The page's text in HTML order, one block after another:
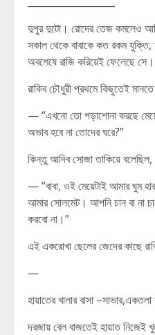
দুপুর দুটো। রোদের তেজ কমলেও
সকাল থেকে বাবাকে কত রকম
অবশেষে রাজি করিয়েই ফেলেছে সে।
রাকিব চৌধুরী প্রথমে কিছুতেই
— “এখনো তো পড়াশোনা করছে
অভাব হবে না তোদের ঘরে?”
কিন্তু আদিব সোজা তাকিয়ে বলেছিল,
— “বাবা, ওই মেয়েটাই আমার ঘুম
আমার সোলমেট। আপনি চান বা না
করবো না।”
এই একরোখা ছেলের জেদের কাছে
—
হায়াতের খালার বাসা –সাভার,একতলা
দরজায় বেল বাজতেই হায়াত নিজেই